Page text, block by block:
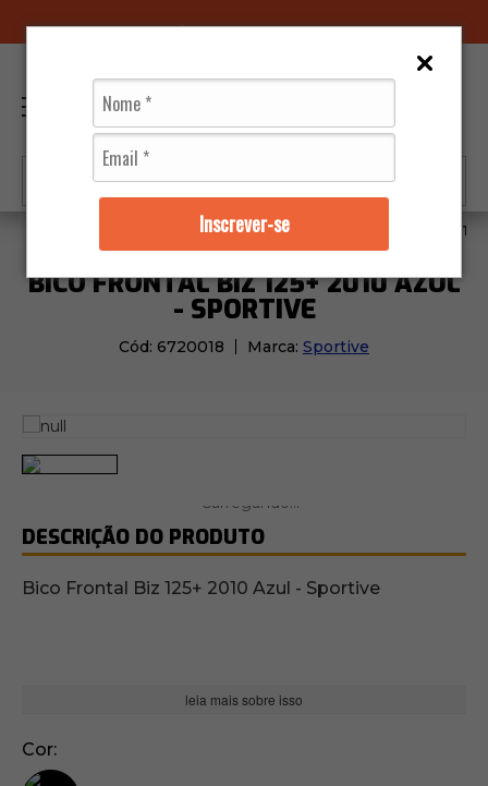
Inscrever-se
Carenagens Bico Frontal Biz 125+
BICO FRONTAL BIZ 125+ 2010 AZUL
- SPORTIVE
Cód: 6720018 Marca: Sportive
DESCRIÇÃO DO PRODUTO
Bico Frontal Biz 125+ 2010 Azul - Sportive
leia mais sobre isso
Cor